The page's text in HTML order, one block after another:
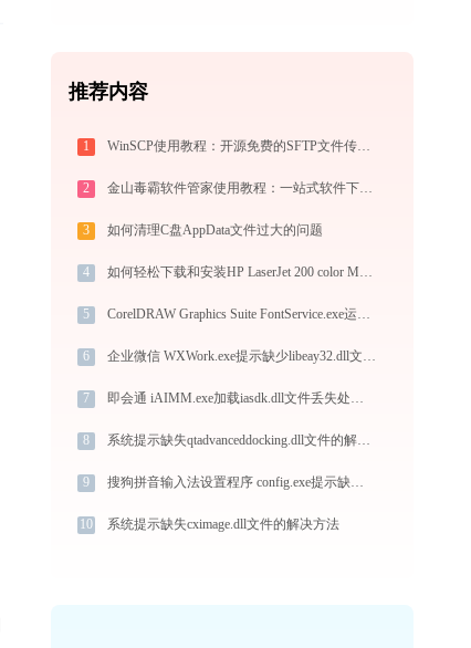
推荐内容
1 WinSCP使用教程：开源免费的SFTP文件传输工具，运维必备远程管理利器
2 金山毒霸软件管家使用教程：一站式软件下载安装管理，让电脑始终保持最佳状态
3 如何清理C盘AppData文件过大的问题
4 如何轻松下载和安装HP LaserJet 200 color M251驱动打印机驱动？跟着这篇指南走
5 CorelDRAW Graphics Suite FontService.exe运行错误提示0xc000000d的解决办法
6 企业微信 WXWork.exe提示缺少libeay32.dll文件的解决办法
7 即会通 iAIMM.exe加载iasdk.dll文件丢失处理办法
8 系统提示缺失qtadvanceddocking.dll文件的解决方法
9 搜狗拼音输入法设置程序 config.exe提示缺少wnskinpreview.dll文件的解决办法
10 系统提示缺失cximage.dll文件的解决方法